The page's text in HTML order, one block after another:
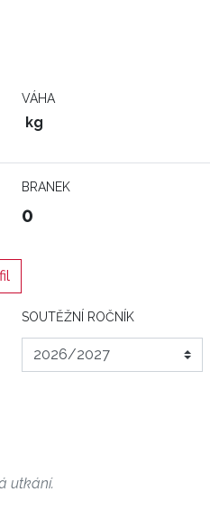
VÁHA
kg
BRANEK
0
SOUTĚŽNÍ ROČNÍK
utkání.